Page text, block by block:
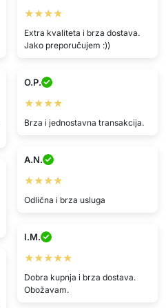
★★★★
Extra kvaliteta i brza dostava.
Jako preporučujem :))
O.P.
★★★★
Brza i jednostavna transakcija.
A.N.
★★★★
Odlična i brza usluga
I.M.
★★★★★
Dobra kupnja i brza dostava.
Obožavam.